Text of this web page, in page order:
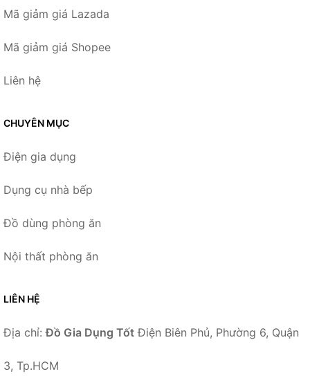
Mã giảm giá Lazada
Mã giảm giá Shopee
Liên hệ
CHUYÊN MỤC
Điện gia dụng
Dụng cụ nhà bếp
Đồ dùng phòng ăn
Nội thất phòng ăn
LIÊN HỆ
Địa chỉ:Đồ Gia Dụng Tốt Điện Biên Phủ, Phường 6, Quận
3, Tp.HCM